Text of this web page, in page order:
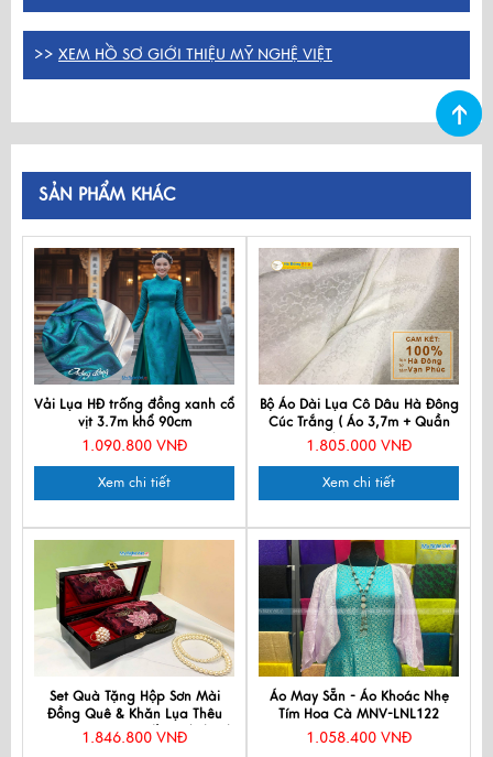
>> XEM HỒ SƠ GIỚI THIỆU MỸ NGHỆ VIỆT
SẢN PHẨM KHÁC
Vải Lụa HĐ trống đồng xanh cổ
vịt 3.7m khổ 90cm
1.090.800 VNĐ
Xem chi tiết
Bộ Áo Dài Lụa Cô Dâu Hà Đông
Cúc Trắng ( Áo 3,7m + Quần
2,3m) MNV-LHD17
1.805.000 VNĐ
Xem chi tiết
Set Quà Tặng Hộp Sơn Mài
Đồng Quê & Khăn Lụa Thêu
Hoa - Quà tặng Đối tác/ Khách
1.846.800 VNĐ
Áo May Sẵn - Áo Khoác Nhẹ
Tím Hoa Cà MNV-LNL122
1.058.400 VNĐ